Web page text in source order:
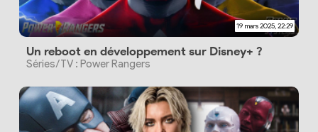
19 mars 2025, 22:29
Un reboot en développement sur Disney+ ?
Séries/TV : Power Rangers